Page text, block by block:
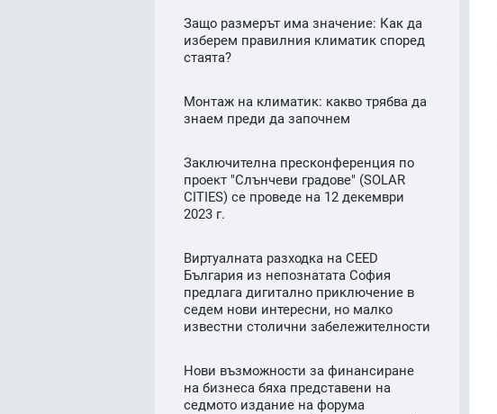
Защо размерът има значение: Как да
изберем правилния климатик според
стаята?
Монтаж на климатик: какво трябва да
знаем преди да започнем
Заключителна пресконференция по
проект "Слънчеви градове" (SOLAR
CITIES) се проведе на 12 декември
2023 г.
Виртуалната разходка на CEED
България из непознатата София
предлага дигитално приключение в
седем нови интересни, но малко
известни столични забележителности
Нови възможности за финансиране
на бизнеса бяха представени на
седмото издание на форума